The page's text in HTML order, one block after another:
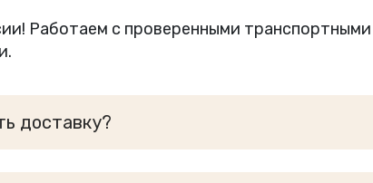
Работаем с проверенными
доставку?